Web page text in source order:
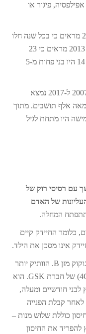
פיגור או
בישראל, נתוני התחלואה בשנים 2010-2002 מראים כי בכל שנה חלו
בממוצע 59 אנשים במחלה. הנתונים משנת 2013 מראים כי 23
חולים חלו במחלה ממנינגוקוק זן B. מתוכם, 14 היו בני פחות מ-5
ממחקר שנערך באזור תל אביב בין השנים 2007 ל-2017 נמצא
0.14 מקרים לכל מאה אלף תושבים. מתוך
היו מתחת לגיל
עם רסיסי רוק של
של האדם
תתפתח המחלה.
כלומר החיידק קיים
אינו מסכן את הילד.
בישראל רשומים שני תרכיבי חיסון נגד מנינגוקוק מזן B. הוותיק יותר
בארץ נקרא Bexsero – בקסרו (או 4CMenB) של חברת GSK. הוא
לבני חודשיים ומעלה,
לאחר קבלת הפנייה
כוללת שלוש מנות –
להפריד את החיסון